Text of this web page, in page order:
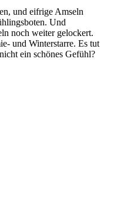
und eifrige Amseln
Und
noch weiter gelockert.
und Winterstarre. Es tut
ein schönes Gefühl?